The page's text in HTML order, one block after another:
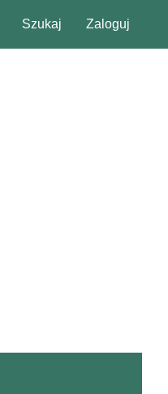
Szukaj Zaloguj